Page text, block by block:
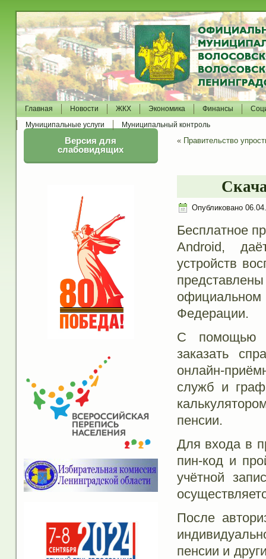
Главная Новости ЖКХ Экономика Финансы
Муниципальные услуги
Муниципальный контроль
Версия для
слабовидящих
« Правительство
Опубликовано
Бесплатное
Android,
устройств
Федерации.
С помощью
заказать
онлайн-
служб и
пенсии.
Для входа в
пин-код и
учётной
После
пенсии и